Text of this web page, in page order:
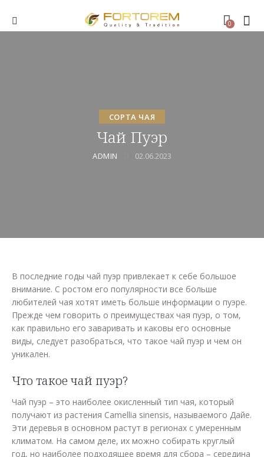
0
СОРТА ЧАЯ
Чай Пуэр
ADMIN 02.06.2023
В последние годы чай пуэр привлекает к себе большое
внимание. С ростом его популярности все больше
любителей чая хотят иметь больше информации о пуэре.
Прежде чем говорить о преимуществах чая пуэр, о том,
как правильно его заваривать и каковы его основные
виды, следует разобраться, что такое чай пуэр и чем он
уникален.
Что такое чай пуэр?
Чай пуэр – это наиболее окисленный тип чая, который
получают из растения Camellia sinensis, называемого Дайе.
Эти деревья в основном растут в регионах с умеренным
климатом. На самом деле, их можно собирать круглый
год, но наиболее подходящее время для сбора – середина